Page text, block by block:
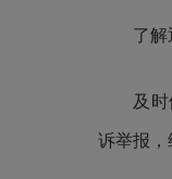
了解退
及时依
诉举报，